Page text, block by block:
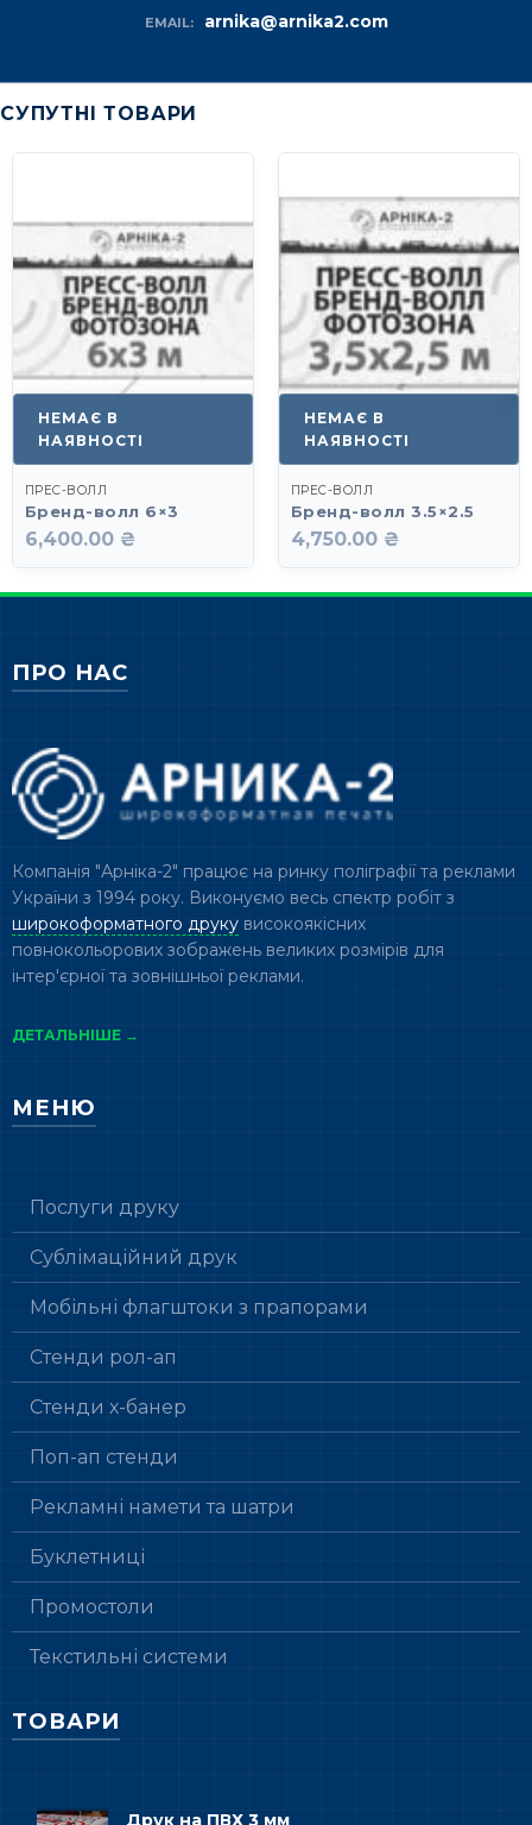
EMAIL: arnika@arnika2.com
СУПУТНІ ТОВАРИ
НЕМАЄ В
НАЯВНОСТІ
ПРЕС-ВОЛЛ
Бренд-волл 6×3
6,400.00 ₴
НЕМАЄ В
НАЯВНОСТІ
ПРЕС-ВОЛЛ
Бренд-волл 3.5×2.5
4,750.00 ₴
ПРО НАС
Компанія "Арніка-2" працює на ринку поліграфії та реклами
України з 1994 року. Виконуємо весь спектр робіт з
широкоформатного друкувисокоякісних
повнокольорових зображень великих розмірів для
інтер'єрної та зовнішньої реклами.
ДЕТАЛЬНІШЕ →
МЕНЮ
Послуги друку
Сублімаційний друк
Мобільні флагштоки з прапорами
Стенди рол-ап
Стенди х-банер
Поп-ап стенди
Рекламні намети та шатри
Буклетниці
Промостоли
Текстильні системи
ТОВАРИ
Друк на ПВХ 3 мм